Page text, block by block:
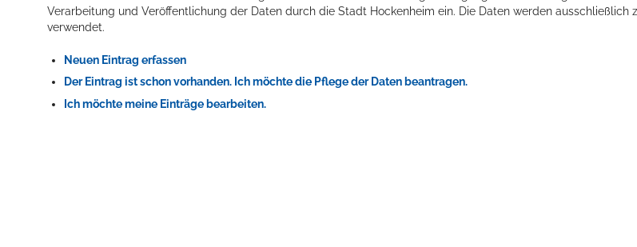
Willkommen in Hockenheim
Verarbeitung und Veröffentlichung der Daten durch die Stadt Hockenheim ein. Die Daten werden ausschließlich
verwendet.
Neuen Eintrag erfassen
Der Eintrag ist schon vorhanden. Ich möchte die Pflege der Daten beantragen.
Ich möchte meine Einträge bearbeiten.